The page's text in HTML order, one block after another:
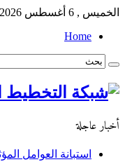
الخميس , 6 أغسطس 2026
Home
أخبار عاجلة
استبانة العوامل